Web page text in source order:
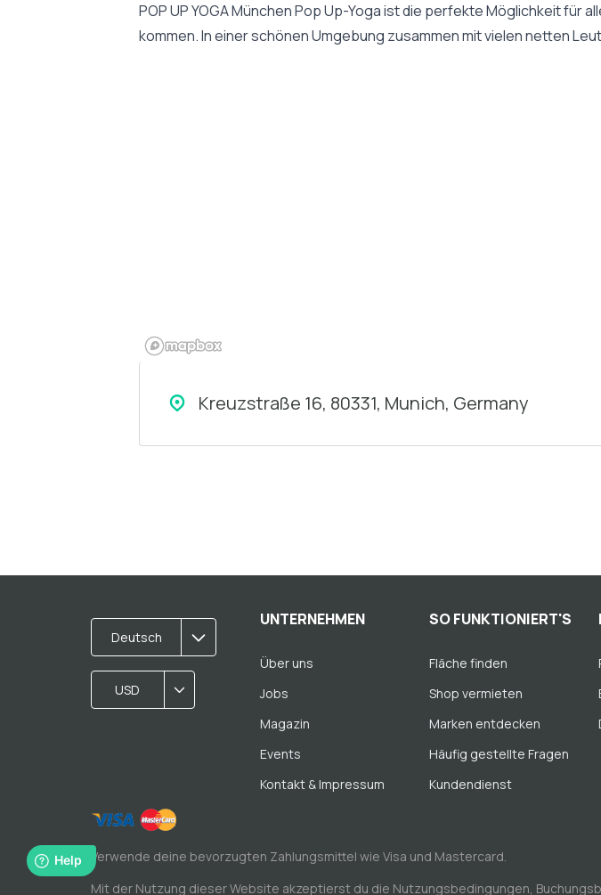
POP UP YOGA München Pop Up-Yoga ist die perfekte Möglichkeit für
kommen. In einer schönen Umgebung zusammen mit vielen netten
Kreuzstraße 16, 80331, Munich, Germany
Deutsch
USD
UNTERNEHMEN
Über uns
Jobs
Magazin
Events
Kontakt & Impressum
SO FUNKTIONIERT'S
Fläche finden
Shop vermieten
Marken entdecken
Häufig gestellte Fragen
Kundendienst
Verwende deine bevorzugten Zahlungsmittel wie Visa und Mastercard.
Mit der Nutzung dieser Website akzeptierst du die Nutzungsbedingungen,